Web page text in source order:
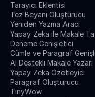
Tarayıcı Eklentisi
Tez Beyanı Oluşturucu
Yeniden Yazma Aracı
Yapay Zeka ile Makale
Deneme Genişletici
Cümle ve Paragraf
AI Destekli Makale Yazarı
Yapay Zeka Özetleyici
Paragraf Oluşturucu
TinyWow